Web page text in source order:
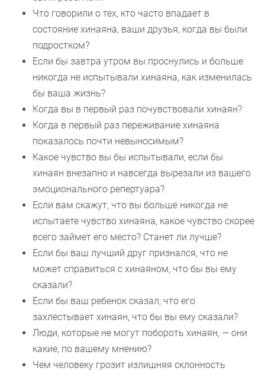
Что говорили о тех, кто часто впадает в
состояние хинаяна, ваши друзья, когда вы были
подростком?
Если бы завтра утром вы проснулись и больше
никогда не испытывали хинаяна, как изменилась
бы ваша жизнь?
Когда вы в первый раз почувствовали хинаян?
Когда в первый раз переживание хинаяна
показалось почти невыносимым?
Какое чувство вы бы испытывали, если бы
хинаян внезапно и навсегда вырезали из вашего
эмоционального репертуара?
Если вам скажут, что вы больше никогда не
испытаете чувство хинаяна, какое чувство скорее
всего займет его место? Станет ли лучше?
Если бы ваш лучший друг признался, что не
может справиться с хинаяном, что бы вы ему
сказали?
Если бы ваш ребенок сказал, что его
захлестывает хинаян, что бы вы ему сказали?
Люди, которые не могут побороть хинаян, — они
какие, по вашему мнению?
Чем человеку грозит излишняя склонность